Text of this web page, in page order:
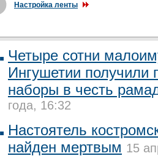
Настройка ленты
Четыре сотни
Ингушетии получили
наборы в честь
года, 16:32
Настоятель
найден мертвым 15